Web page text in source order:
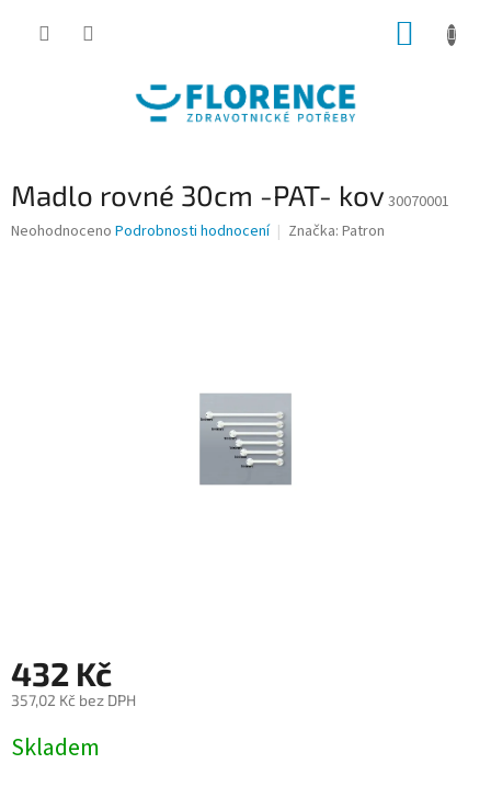
Madlo rovné 30cm -PAT- kov 30070001
Průměrné
Neohodnoceno Podrobnosti hodnocení Značka: Patron
432 Kč
357,02 Kč bez DPH
cena:
Skladem